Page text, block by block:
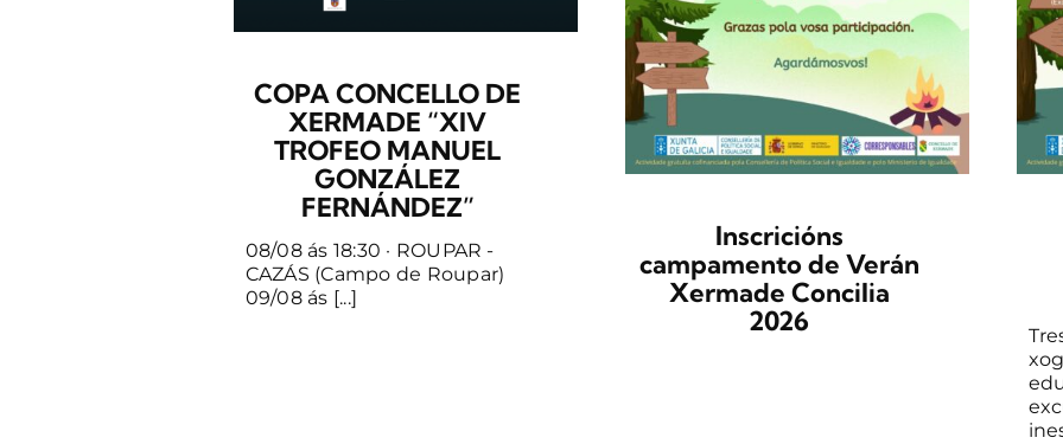
COPA CONCELLO DE
XERMADE “XIV
TROFEO MANUEL
GONZÁLEZ
FERNÁNDEZ”
08/08 ás 18:30 · ROUPAR -
CAZÁS (Campo de Roupar)
09/08 ás [...]
Inscricións
campamento de Verán
Xermade Concilia
2026